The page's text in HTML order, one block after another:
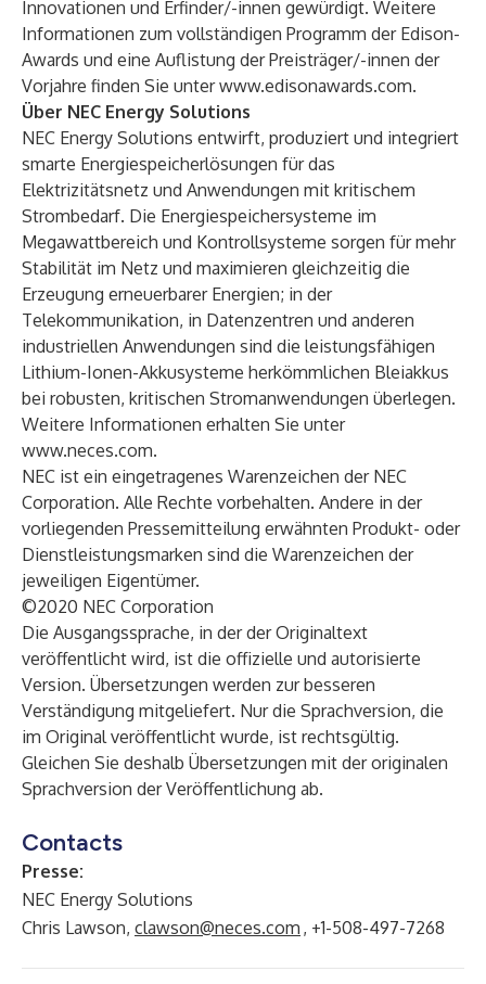
Innovationen und Erfinder/-innen gewürdigt. Weitere
Informationen zum vollständigen Programm der Edison-
Awards und eine Auflistung der Preisträger/-innen der
Vorjahre finden Sie unterwww.edisonawards.com.
Über NEC Energy Solutions
NEC Energy Solutions entwirft, produziert und integriert
smarte Energiespeicherlösungen für das
Elektrizitätsnetz und Anwendungen mit kritischem
Strombedarf. Die Energiespeichersysteme im
Megawattbereich und Kontrollsysteme sorgen für mehr
Stabilität im Netz und maximieren gleichzeitig die
Erzeugung erneuerbarer Energien; in der
Telekommunikation, in Datenzentren und anderen
industriellen Anwendungen sind die leistungsfähigen
Lithium-Ionen-Akkusysteme herkömmlichen Bleiakkus
bei robusten, kritischen Stromanwendungen überlegen.
Weitere Informationen erhalten Sie unter
www.neces.com.
NEC ist ein eingetragenes Warenzeichen der NEC
Corporation. Alle Rechte vorbehalten. Andere in der
vorliegenden Pressemitteilung erwähnten Produkt- oder
Dienstleistungsmarken sind die Warenzeichen der
jeweiligen Eigentümer.
©2020 NEC Corporation
Die Ausgangssprache, in der der Originaltext
veröffentlicht wird, ist die offizielle und autorisierte
Version. Übersetzungen werden zur besseren
Verständigung mitgeliefert. Nur die Sprachversion, die
im Original veröffentlicht wurde, ist rechtsgültig.
Gleichen Sie deshalb Übersetzungen mit der originalen
Sprachversion der Veröffentlichung ab.
Contacts
Presse:
NEC Energy Solutions
Chris Lawson, clawson@neces.com , +1-508-497-7268